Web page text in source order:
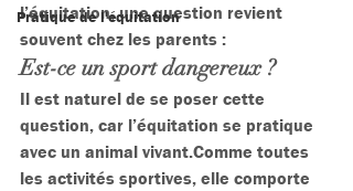
Pratique de l'équitation
l’équitation, une question revient
souvent chez les parents :
Est-ce un sport dangereux ?
Il est naturel de se poser cette
question, car l’équitation se pratique
avec un animal vivant.Comme toutes
les activités sportives, elle comporte